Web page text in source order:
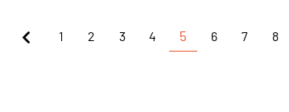
1 2 3 4 5 6 7 8